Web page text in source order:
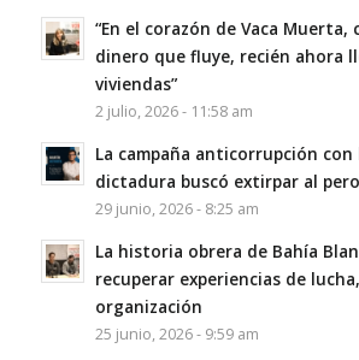
“En el corazón de Vaca
dinero que fluye, recién ahora
viviendas”
2 julio, 2026 - 11:58 am
La campaña anticorrupción con
dictadura buscó extirpar al
29 junio, 2026 - 8:25 am
La historia obrera de Bahía
recuperar experiencias de
organización
25 junio, 2026 - 9:59 am